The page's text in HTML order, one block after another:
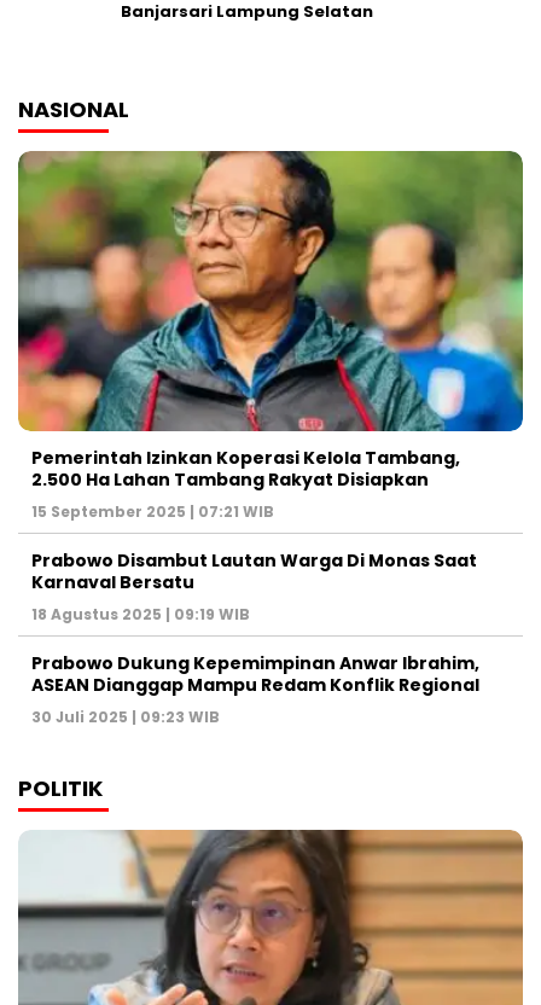
Banjarsari Lampung Selatan
NASIONAL
Pemerintah Izinkan Koperasi Kelola Tambang,
2.500 Ha Lahan Tambang Rakyat Disiapkan
15 September 2025 | 07:21 WIB
Prabowo Disambut Lautan Warga Di Monas Saat
Karnaval Bersatu
18 Agustus 2025 | 09:19 WIB
Prabowo Dukung Kepemimpinan Anwar Ibrahim,
ASEAN Dianggap Mampu Redam Konflik Regional
30 Juli 2025 | 09:23 WIB
POLITIK